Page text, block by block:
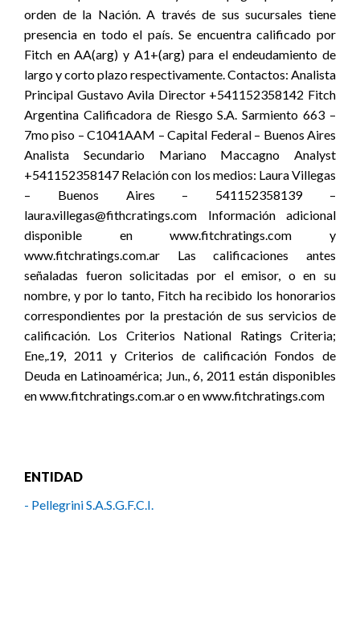
orden de la Nación. A través de sus sucursales tiene
presencia en todo el país. Se encuentra calificado por
Fitch en AA(arg) y A1+(arg) para el endeudamiento de
largo y corto plazo respectivamente. Contactos: Analista
Principal Gustavo Avila Director +541152358142 Fitch
Argentina Calificadora de Riesgo S.A. Sarmiento 663 –
7mo piso – C1041AAM – Capital Federal – Buenos Aires
Analista Secundario Mariano Maccagno Analyst
+541152358147 Relación con los medios: Laura Villegas
– Buenos Aires – 541152358139 –
laura.villegas@fithcratings.com Información adicional
disponible en www.fitchratings.com y
www.fitchratings.com.ar Las calificaciones antes
señaladas fueron solicitadas por el emisor, o en su
nombre, y por lo tanto, Fitch ha recibido los honorarios
correspondientes por la prestación de sus servicios de
calificación. Los Criterios National Ratings Criteria;
Ene,.19, 2011 y Criterios de calificación Fondos de
Deuda en Latinoamérica; Jun., 6, 2011 están disponibles
en www.fitchratings.com.ar o en www.fitchratings.com
ENTIDAD
- Pellegrini S.A.S.G.F.C.I.